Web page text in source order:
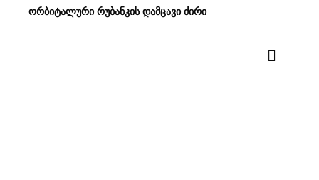
ორბიტალური რუბანკის დამცავი ძირი